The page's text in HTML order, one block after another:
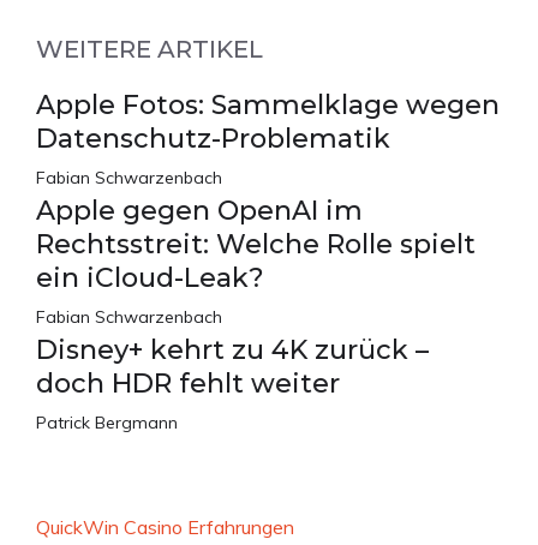
WEITERE ARTIKEL
Apple Fotos: Sammelklage wegen
Datenschutz-Problematik
Fabian Schwarzenbach
Apple gegen OpenAI im
Rechtsstreit: Welche Rolle spielt
ein iCloud-Leak?
Fabian Schwarzenbach
Disney+ kehrt zu 4K zurück –
doch HDR fehlt weiter
Patrick Bergmann
QuickWin Casino Erfahrungen